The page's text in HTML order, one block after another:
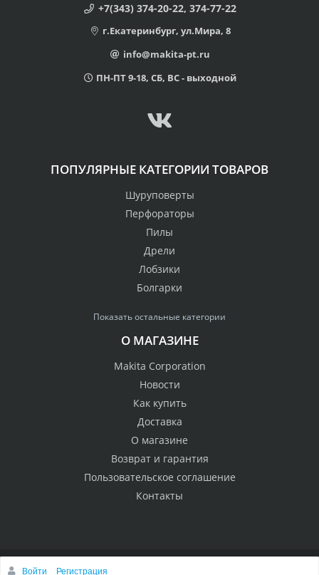
+7(343) 374-20-22, 374-77-22
г.Екатеринбург, ул.Мира, 8
info@makita-pt.ru
ПН-ПТ 9-18, СБ, ВС - выходной
ПОПУЛЯРНЫЕ КАТЕГОРИИ ТОВАРОВ
Шуруповерты
Перфораторы
Пилы
Дрели
Лобзики
Болгарки
Показать остальные категории
О МАГАЗИНЕ
Makita Corporation
Новости
Как купить
Доставка
О магазине
Возврат и гарантия
Пользовательское соглашение
Контакты
© 2005 Сервисный центр Макита
Войти Регистрация